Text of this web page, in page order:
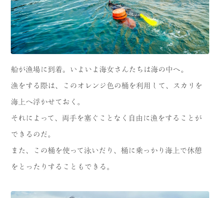
船が漁場に到着。いよいよ海女さんたちは海の中へ。
漁をする際は、このオレンジ色の桶を利用して、スカリを
海上へ浮かせておく。
それによって、両手を塞ぐことなく自由に漁をすることが
できるのだ。
また、この桶を使って泳いだり、桶に乗っかり海上で休憩
をとったりすることもできる。